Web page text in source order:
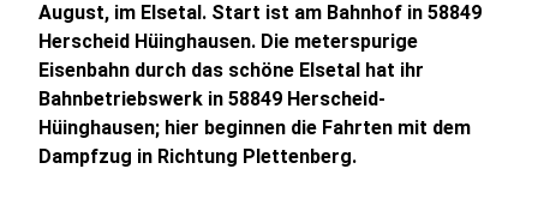
August, im Elsetal. Start ist am Bahnhof in 58849
Herscheid Hüinghausen. Die meterspurige
Eisenbahn durch das schöne Elsetal hat ihr
Bahnbetriebswerk in 58849 Herscheid-
Hüinghausen; hier beginnen die Fahrten mit dem
Dampfzug in Richtung Plettenberg.